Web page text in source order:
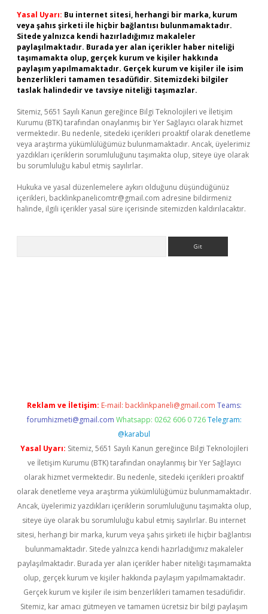
Yasal Uyarı: Bu internet sitesi, herhangi bir marka, kurum
veya şahıs şirketi ile hiçbir bağlantısı bulunmamaktadır.
Sitede yalnızca kendi hazırladığımız makaleler
paylaşılmaktadır. Burada yer alan içerikler haber niteliği
taşımamakta olup, gerçek kurum ve kişiler hakkında
paylaşım yapılmamaktadır. Gerçek kurum ve kişiler ile isim
benzerlikleri tamamen tesadüfidir. Sitemizdeki bilgiler
taslak halindedir ve tavsiye niteliği taşımazlar.
Sitemiz, 5651 Sayılı Kanun gereğince Bilgi Teknolojileri ve İletişim
Kurumu (BTK) tarafından onaylanmış bir Yer Sağlayıcı olarak hizmet
vermektedir. Bu nedenle, sitedeki içerikleri proaktif olarak denetleme
veya araştırma yükümlülüğümüz bulunmamaktadır. Ancak, üyelerimiz
yazdıkları içeriklerin sorumluluğunu taşımakta olup, siteye üye olarak
bu sorumluluğu kabul etmiş sayılırlar.
Hukuka ve yasal düzenlemelere aykırı olduğunu düşündüğünüz
içerikleri, backlinkpanelicomtr@gmail.com adresine bildirmeniz
halinde, ilgili içerikler yasal süre içerisinde sitemizden kaldırılacaktır.
Reklam ve İletişim: E-mail: backlinkpaneli@gmail.com Teams:
forumhizmeti@gmail.com Whatsapp: 0262 606 0 726 Telegram:
@karabul
Yasal Uyarı: Sitemiz, 5651 Sayılı Kanun gereğince Bilgi Teknolojileri
ve İletişim Kurumu (BTK) tarafından onaylanmış bir Yer Sağlayıcı
olarak hizmet vermektedir. Bu nedenle, sitedeki içerikleri proaktif
olarak denetleme veya araştırma yükümlülüğümüz bulunmamaktadır.
Ancak, üyelerimiz yazdıkları içeriklerin sorumluluğunu taşımakta olup,
siteye üye olarak bu sorumluluğu kabul etmiş sayılırlar. Bu internet
sitesi, herhangi bir marka, kurum veya şahıs şirketi ile hiçbir bağlantısı
bulunmamaktadır. Sitede yalnızca kendi hazırladığımız makaleler
paylaşılmaktadır. Burada yer alan içerikler haber niteliği taşımamakta
olup, gerçek kurum ve kişiler hakkında paylaşım yapılmamaktadır.
Gerçek kurum ve kişiler ile isim benzerlikleri tamamen tesadüfidir.
Sitemiz, kar amacı gütmeyen ve tamamen ücretsiz bir bilgi paylaşım